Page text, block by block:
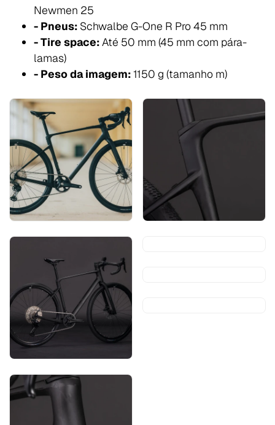
Newmen 25
- Pneus: Schwalbe G-One R Pro 45 mm
- Tire space:Até 50 mm (45 mm com pára-
lamas)
- Peso da imagem:1150 g (tamanho m)